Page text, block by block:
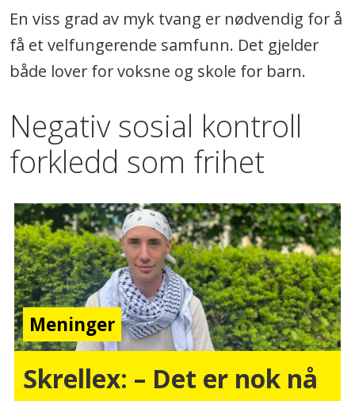
En viss grad av myk tvang er nødvendig for å
få et velfungerende samfunn. Det gjelder
både lover for voksne og skole for barn.
Negativ sosial kontroll
forkledd som frihet
Meninger
Skrellex: – Det er nok nå